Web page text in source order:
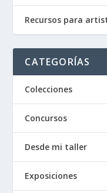
Recursos para
CATEGORÍAS
Colecciones
Concursos
Desde mi taller
Exposiciones